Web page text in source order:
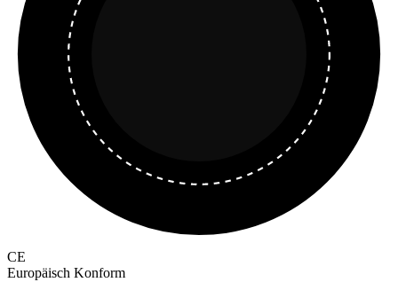
CE
Europäisch Konform